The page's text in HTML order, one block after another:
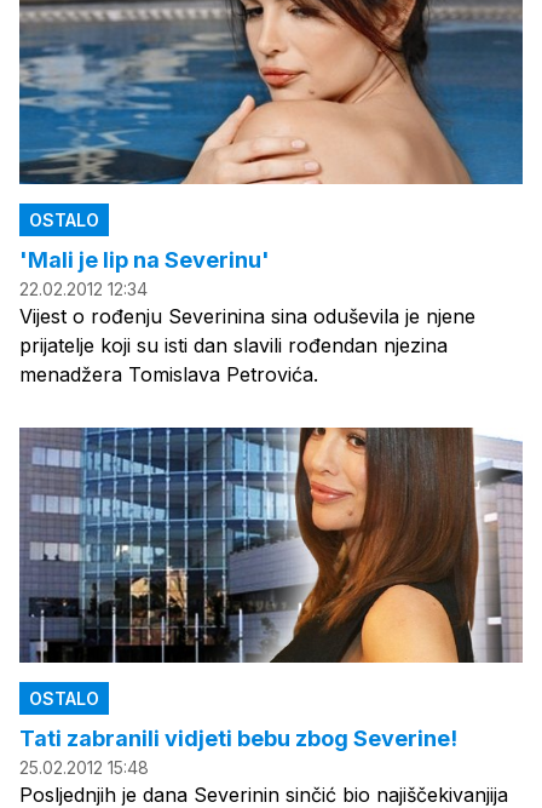
OSTALO
'Mali je lip na Severinu'
22.02.2012 12:34
Vijest o rođenju Severinina sina oduševila je njene
prijatelje koji su isti dan slavili rođendan njezina
menadžera Tomislava Petrovića.
OSTALO
Tati zabranili vidjeti bebu zbog Severine!
25.02.2012 15:48
Posljednjih je dana Severinin sinčić bio najiščekivanjija